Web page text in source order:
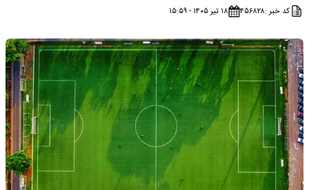
کد خبر :۴۵۶۸۲۸ ۱۸ تیر ۱۴۰۵ - ۱۵:۵۹